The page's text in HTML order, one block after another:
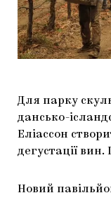
Для парку
дансько-
Еліассон
дегустації вин.
Новий